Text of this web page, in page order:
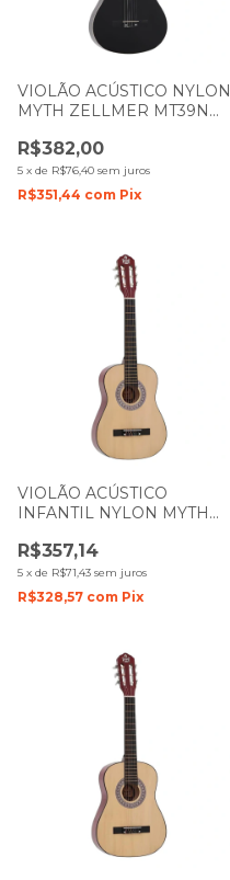
VIOLÃO ACÚSTICO NYLON
MYTH ZELLMER MT39N
R$382,00
5 x de R$76,40 sem juros
R$351,44 com Pix
VIOLÃO ACÚSTICO
INFANTIL NYLON MYTH
NATURAL 1090
R$357,14
5 x de R$71,43 sem juros
R$328,57 com Pix